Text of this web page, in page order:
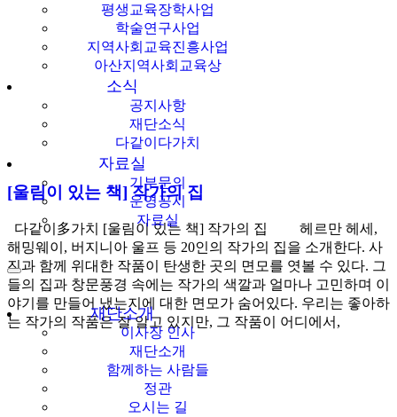
평생교육장학사업
학술연구사업
지역사회교육진흥사업
아산지역사회교육상
소식
공지사항
재단소식
다같이다가치
자료실
기부문의
운영공시
자료실
재단소개
이사장 인사
재단소개
함께하는 사람들
정관
오시는 길
[울림이 있는 책] 작가의 집
다같이多가치 [울림이 있는 책] 작가의 집 헤르만 헤세,
해밍웨이, 버지니아 울프 등 20인의 작가의 집을 소개한다. 사
진과 함께 위대한 작품이 탄생한 곳의 면모를 엿볼 수 있다. 그
들의 집과 창문풍경 속에는 작가의 색깔과 얼마나 고민하며 이
야기를 만들어 냈는지에 대한 면모가 숨어있다. 우리는 좋아하
는 작가의 작품은 잘 알고 있지만, 그 작품이 어디에서,